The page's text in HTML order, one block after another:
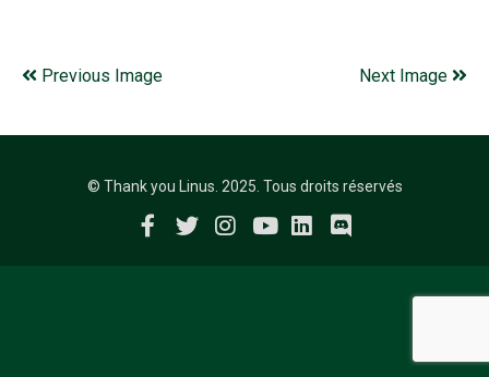
Previous Image Next Image
© Thank you Linus. 2025. Tous droits réservés